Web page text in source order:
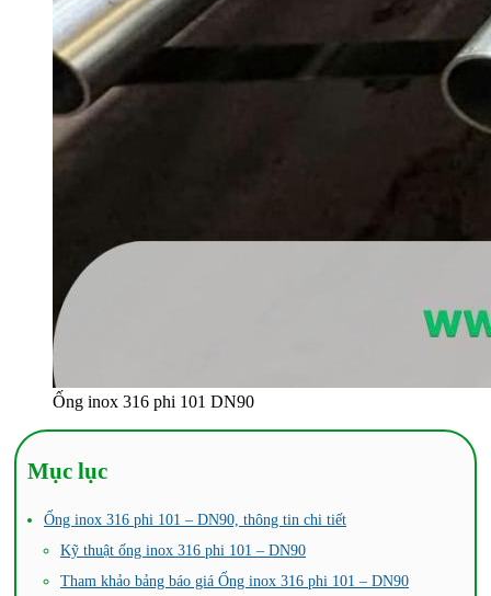
Ống inox 316 phi 101 DN90
Mục lục
Ống inox 316 phi 101 – DN90, thông tin chi tiết
Kỹ thuật ống inox 316 phi 101 – DN90
Tham khảo bảng báo giá Ống inox 316 phi 101 – DN90